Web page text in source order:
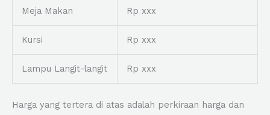
Meja Makan Rp xxx
Kursi Rp xxx
Lampu Langit-langit Rp xxx
Harga yang tertera di atas adalah perkiraan harga dan